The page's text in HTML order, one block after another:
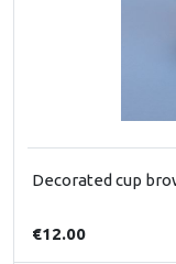
Decorated cup
€12.00